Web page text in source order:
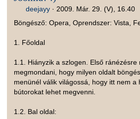
deejayy ·2009. Már. 29. (V), 16.40
Böngésző: Opera, Oprendszer: Vista,
1. Főoldal
1.1. Hiányzik a szlogen. Első ránézésre
megmondani, hogy milyen oldalt
menünél válik világossá, hogy itt nem a
bútorokat lehet megvenni.
1.2. Bal oldal: